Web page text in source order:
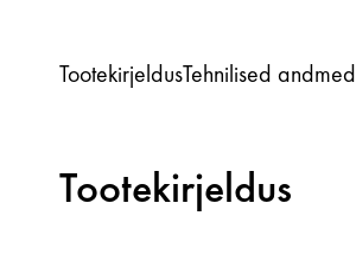
TootekirjeldusTehnilised andmed
Tootekirjeldus